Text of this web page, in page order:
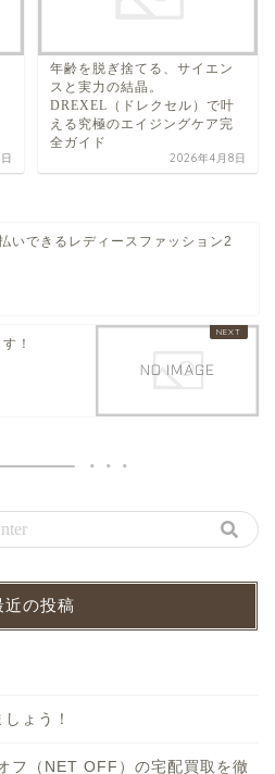
年齢を脱ぎ捨てる、サイエン
スと実力の結晶。
DREXEL（ドレクセル）で叶
える究極のエイジングケア完
全ガイド
2026年4月8日
いできるレディースファッション2
！
近の投稿
ょう！
フ（NET OFF）の宅配買取を徹